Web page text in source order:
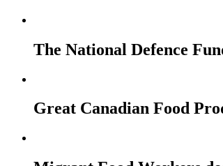
The National Defence
Great Canadian Food